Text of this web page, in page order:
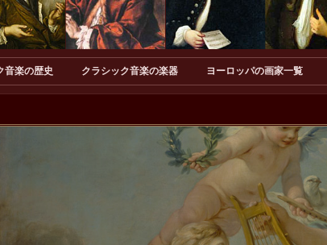
音楽の歴史 クラシック音楽の楽器 ヨーロッパの画家一覧